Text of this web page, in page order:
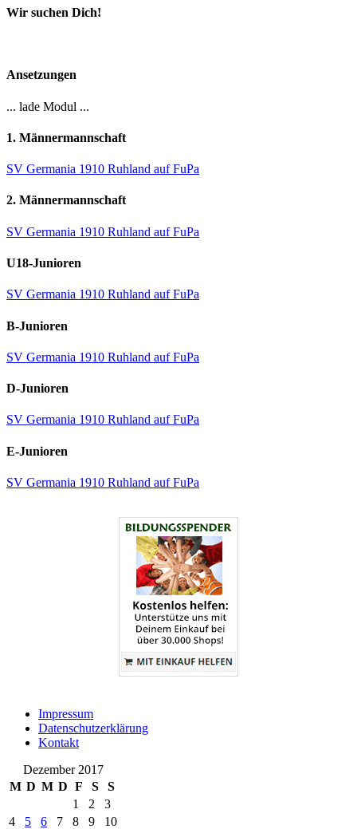
Wir suchen Dich!
Ansetzungen
... lade Modul ...
1. Männermannschaft
SV Germania 1910 Ruhland auf FuPa
2. Männermannschaft
SV Germania 1910 Ruhland auf FuPa
U18-Junioren
SV Germania 1910 Ruhland auf FuPa
B-Junioren
SV Germania 1910 Ruhland auf FuPa
D-Junioren
SV Germania 1910 Ruhland auf FuPa
E-Junioren
SV Germania 1910 Ruhland auf FuPa
Impressum
Datenschutzerklärung
Kontakt
Dezember 2017
M D M D F S
S
1
2
3
4
5 6 7 8 9
10